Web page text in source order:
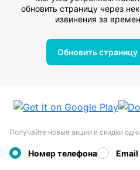
обновить страницу через
извинения за
Обновить страницу
Получайте новые акции и скидки
Номер телефона Email